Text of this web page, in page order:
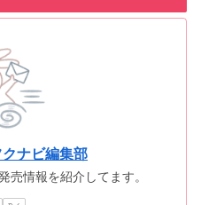
ナビ編集部
売情報を紹介してます。